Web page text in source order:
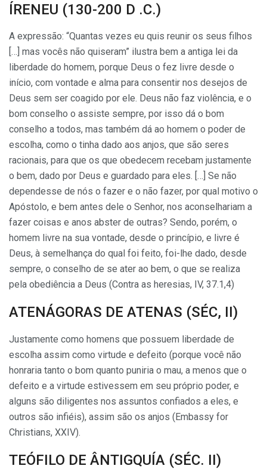
ÍRENEU (130-200 D .C.)
A expressão: “Quantas vezes eu quis reunir os seus filhos
[…] mas vocês não quiseram” ilustra bem a antiga lei da
liberdade do homem, porque Deus o fez livre desde o
início, com vontade e alma para consentir nos desejos de
Deus sem ser coagido por ele. Deus não faz violência, e o
bom conselho o assiste sempre, por isso dá o bom
conselho a todos, mas também dá ao homem o poder de
escolha, como o tinha dado aos anjos, que são seres
racionais, para que os que obedecem recebam justamente
o bem, dado por Deus e guardado para eles. […] Se não
dependesse de nós o fazer e o não fazer, por qual motivo o
Apóstolo, e bem antes dele o Senhor, nos aconselhariam a
fazer coisas e anos abster de outras? Sendo, porém, o
homem livre na sua vontade, desde o princípio, e livre é
Deus, à semelhança do qual foi feito, foi-lhe dado, desde
sempre, o conselho de se ater ao bem, o que se realiza
pela obediência a Deus (Contra as heresias, IV, 37.1,4)
ATENÁGORAS DE ATENAS (SÉC, II)
Justamente como homens que possuem liberdade de
escolha assim como virtude e defeito (porque você não
honraria tanto o bom quanto puniria o mau, a menos que o
defeito e a virtude estivessem em seu próprio poder, e
alguns são diligentes nos assuntos confiados a eles, e
outros são infiéis), assim são os anjos (Embassy for
Christians, XXIV).
TEÓFILO DE ÂNTIGQUÍA (SÉC. II)